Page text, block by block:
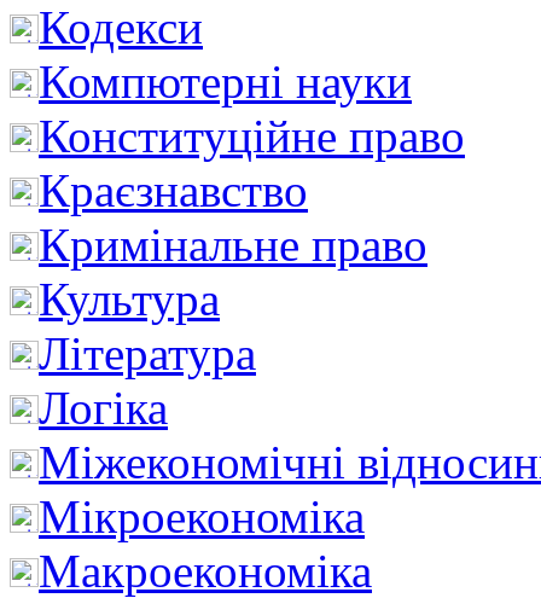
Кодекси
Компютерні науки
Конституційне право
Краєзнавство
Кримінальне право
Культура
Література
Логіка
Міжекономічні
Мікроекономіка
Макроекономіка